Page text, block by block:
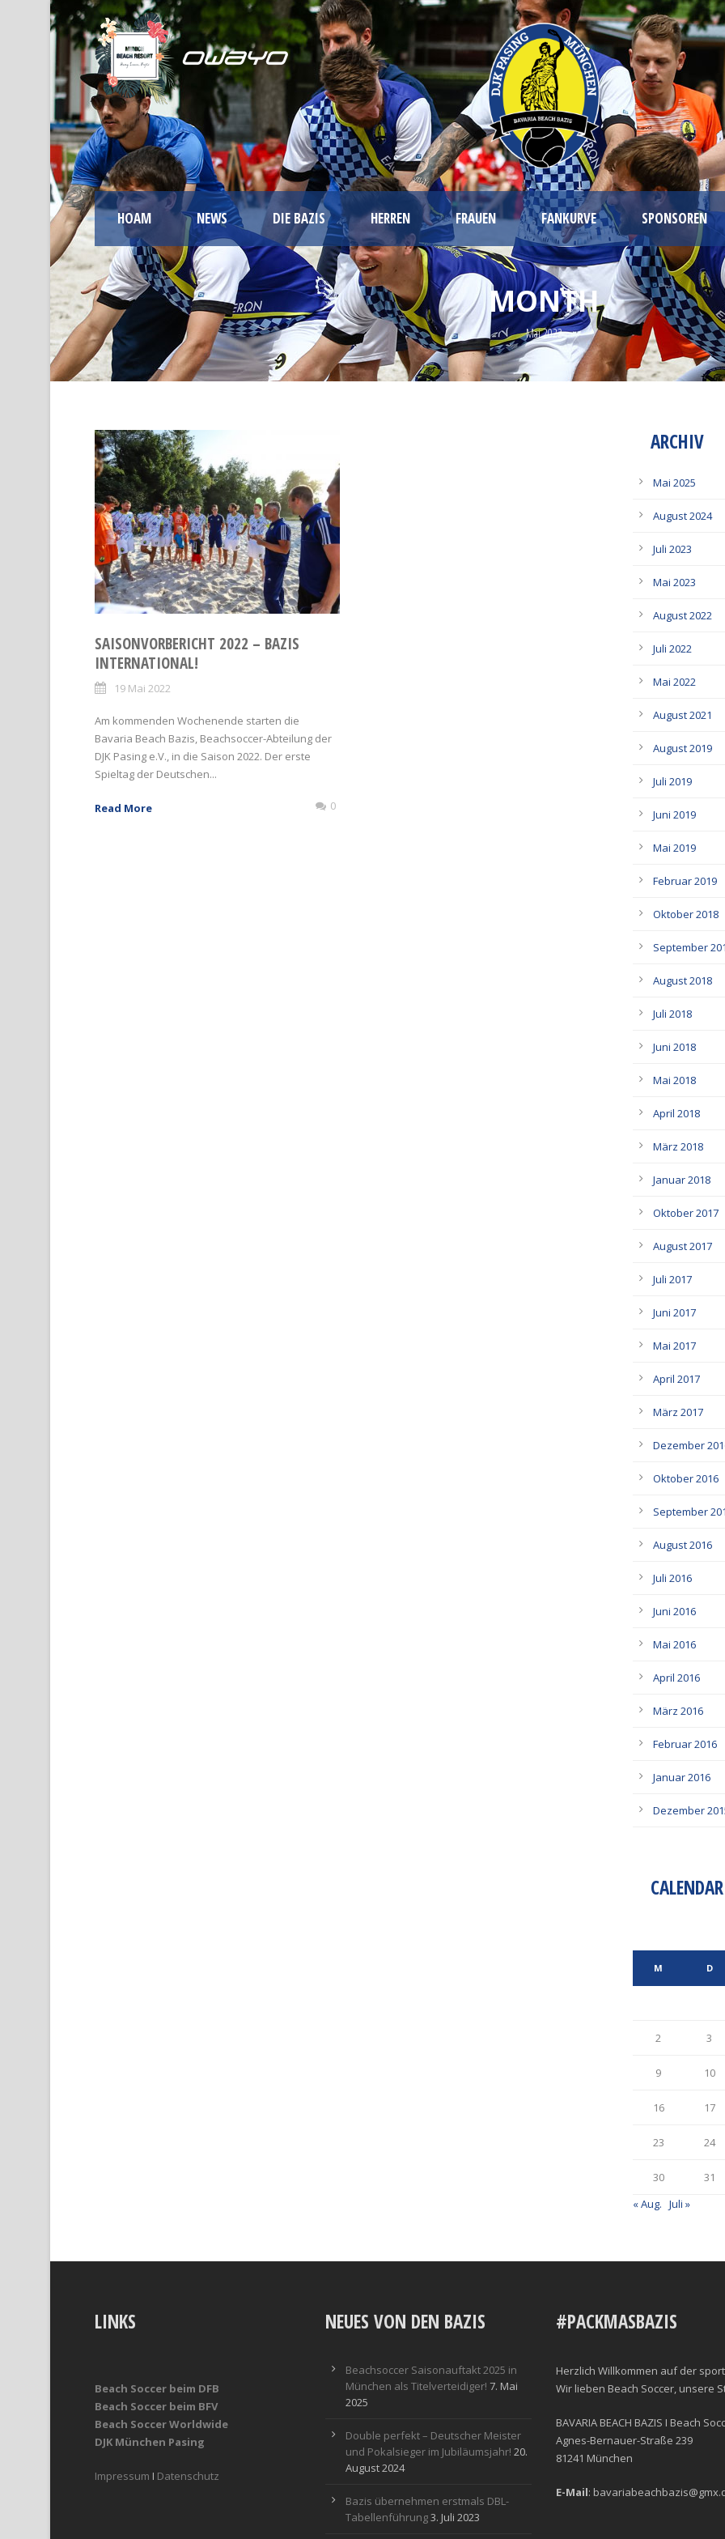
HOAM NEWS DIE BAZIS HERREN FRAUEN FANKURVE SPONSOREN
MONTH
Mai 2022
SAISONVORBERICHT 2022 – BAZIS
INTERNATIONAL!
19 Mai 2022
Am kommenden Wochenende starten die
Bavaria Beach Bazis, Beachsoccer-Abteilung der
DJK Pasing e.V., in die Saison 2022. Der erste
Spieltag der Deutschen...
Read More 0
ARCHIV
Mai 2025
August 2024
Juli 2023
Mai 2023
August 2022
Juli 2022
Mai 2022
August 2021
August 2019
Juli 2019
Juni 2019
Mai 2019
Februar 2019
Oktober 2018
September
August 2018
Juli 2018
Juni 2018
Mai 2018
April 2018
März 2018
Januar 2018
Oktober 2017
August 2017
Juli 2017
Juni 2017
Mai 2017
April 2017
März 2017
Dezember
Oktober 2016
September
August 2016
Juli 2016
Juni 2016
Mai 2016
April 2016
März 2016
Februar 2016
Januar 2016
Dezember
CALENDAR
M D
2 3
9 10
16 17
23 24
30
31
« Aug. Juli »
LINKS
Beach Soccer beim DFB
Beach Soccer beim BFV
Beach Soccer Worldwide
DJK München Pasing
Impressum I Datenschutz
NEUES VON DEN BAZIS
Beachsoccer Saisonauftakt 2025 in
München als Titelverteidiger! 7. Mai
2025
Double perfekt – Deutscher Meister
und Pokalsieger im Jubiläumsjahr! 20.
August 2024
Bazis übernehmen erstmals DBL-
Tabellenführung3. Juli 2023
#PACKMASBAZIS
Herzlich Willkommen auf der
Wir lieben Beach Soccer, unsere
BAVARIA BEACH BAZIS I Beach
Agnes-Bernauer-Straße 239
81241 München
E-Mail: